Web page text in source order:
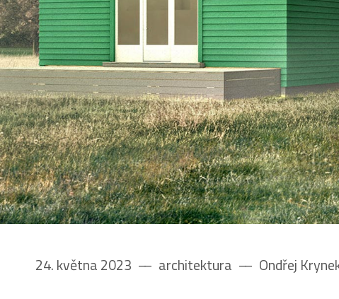
24. května 2023 –– architektura –– Ondřej